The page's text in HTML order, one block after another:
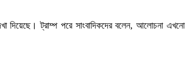
দিয়েছে। ট্রাম্প পরে সাংবাদিকদের বলেন, আলোচনা